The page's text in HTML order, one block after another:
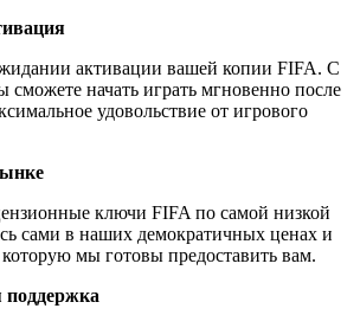
активации вашей копии FIFA. С
начать играть мгновенно после
удовольствие от игрового
ключи FIFA по самой низкой
сами в наших демократичных ценах и
мы готовы предоставить вам.
поддержка